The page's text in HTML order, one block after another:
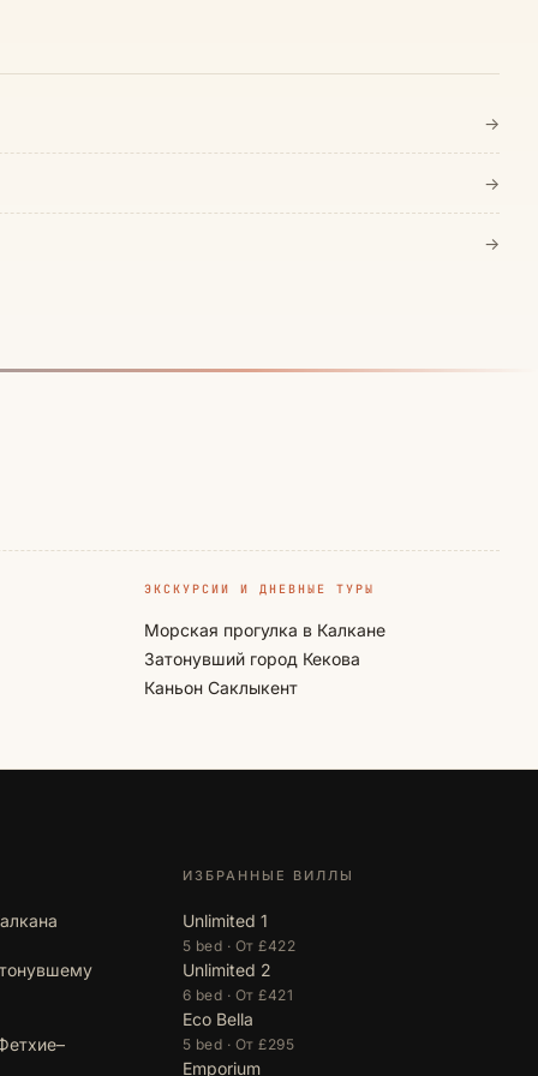
→
→
→
ЭКСКУРСИИ И ДНЕВНЫЕ ТУРЫ
Морская прогулка в Калкане
Затонувший город Кекова
Каньон Саклыкент
ИЗБРАННЫЕ ВИЛЛЫ
Unlimited 1
5 bed · От £422
Unlimited 2
6 bed · От £421
Eco Bella
5 bed · От £295
Emporium